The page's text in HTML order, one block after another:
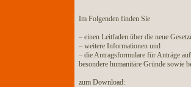
Im Folgenden finden Sie
– einen Leitfaden über die neue
– weitere Informationen und
– die Antragsformulare für Anträge
besondere humanitäre Gründe sowie
zum Download: